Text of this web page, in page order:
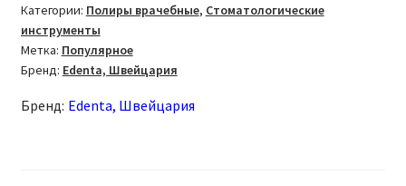
для
профилактики
Категории: Полиры врачебные, Стоматологические
инструменты
Метка: Популярное
Бренд: Edenta, Швейцария
Бренд: Edenta, Швейцария